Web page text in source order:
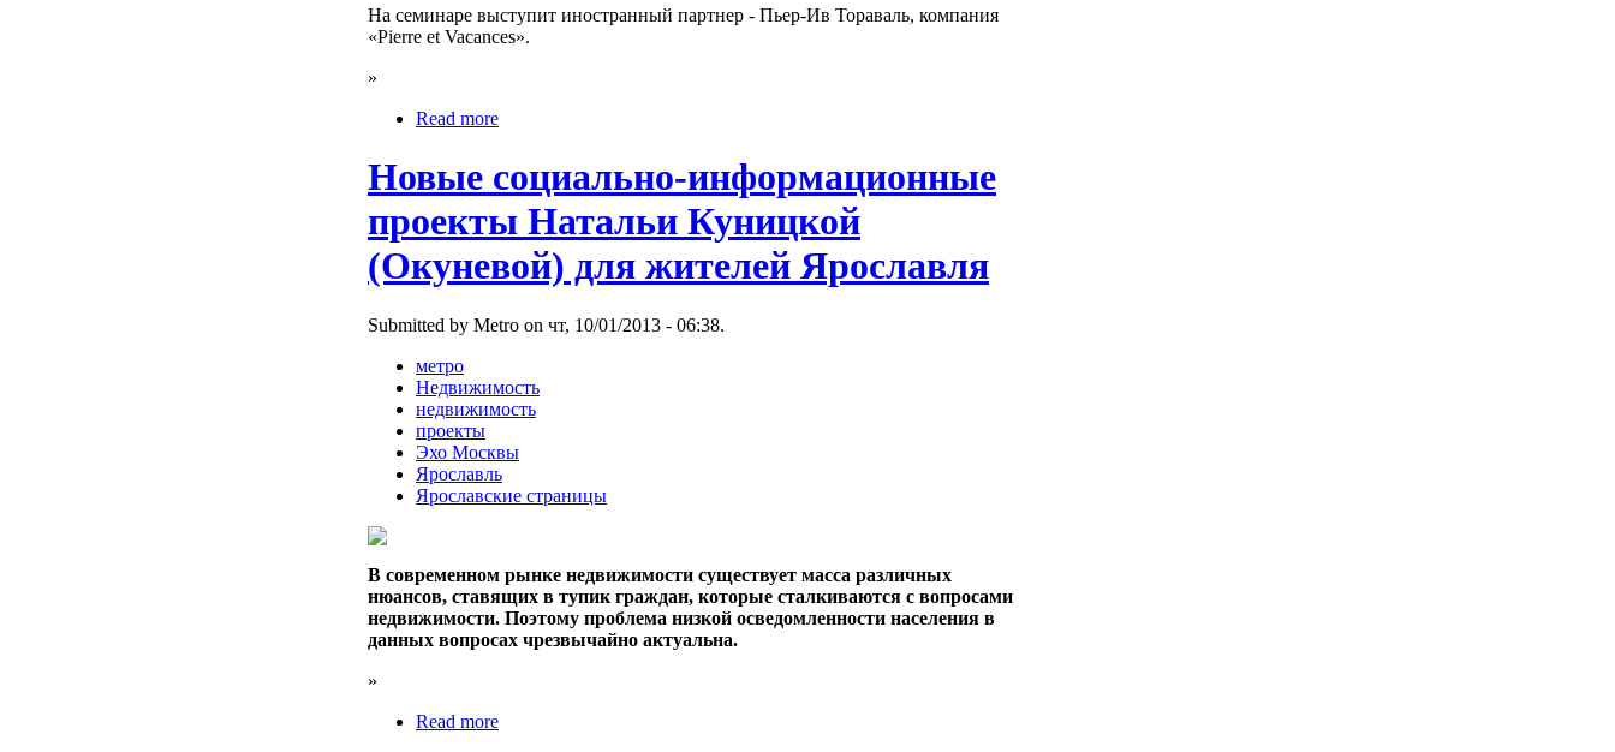
На семинаре выступит иностранный партнер - Пьер-Ив Тораваль, компания
«Pierre et Vacances».
»
Read more
Новые социально-информационные
проекты Натальи Куницкой
(Окуневой) для жителей Ярославля
Submitted by Metro on чт, 10/01/2013 - 06:38.
метро
Недвижимость
недвижимость
проекты
Эхо Москвы
Ярославль
Ярославские страницы
В современном рынке недвижимости существует масса различных
нюансов, ставящих в тупик граждан, которые сталкиваются с вопросами
недвижимости. Поэтому проблема низкой осведомленности населения в
данных вопросах чрезвычайно актуальна.
»
Read more